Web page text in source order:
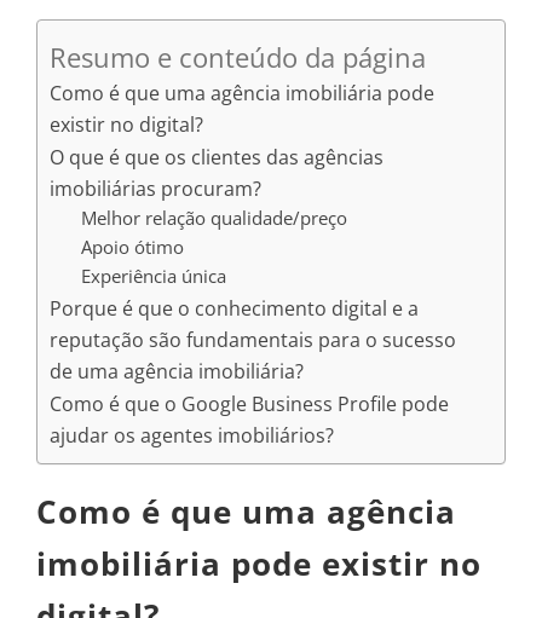
Resumo e conteúdo da página
Como é que uma agência imobiliária pode
existir no digital?
O que é que os clientes das agências
imobiliárias procuram?
Melhor relação qualidade/preço
Apoio ótimo
Experiência única
Porque é que o conhecimento digital e a
reputação são fundamentais para o sucesso
de uma agência imobiliária?
Como é que o Google Business Profile pode
ajudar os agentes imobiliários?
Como é que uma agência
imobiliária pode existir no